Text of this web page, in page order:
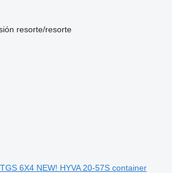
resorte/resorte
6X4 NEW! HYVA 20-57S container